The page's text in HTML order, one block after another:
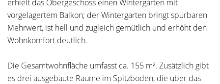
erhielt das Obergeschoss einen Wintergarten mit
vorgelagertem Balkon; der Wintergarten bringt spürbaren
Mehrwert, ist hell und zugleich gemütlich und erhöht den
Wohnkomfort deutlich.
Die Gesamtwohnfläche umfasst ca. 155 m². Zusätzlich gibt
es drei ausgebaute Räume im Spitzboden, die über das